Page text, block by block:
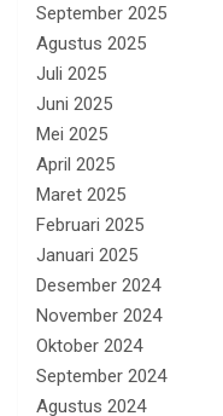
September 2025
Agustus 2025
Juli 2025
Juni 2025
Mei 2025
April 2025
Maret 2025
Februari 2025
Januari 2025
Desember 2024
November 2024
Oktober 2024
September 2024
Agustus 2024